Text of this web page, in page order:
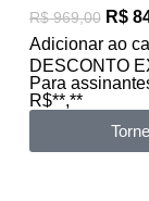
R$969,00 R$
Adicionar ao
DESCONTO
Para
R$**,**